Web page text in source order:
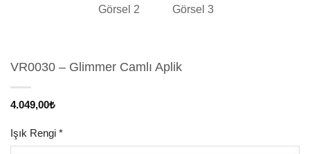
VR0030 – Glimmer Camlı Aplik
4.049,00₺
Işık Rengi *